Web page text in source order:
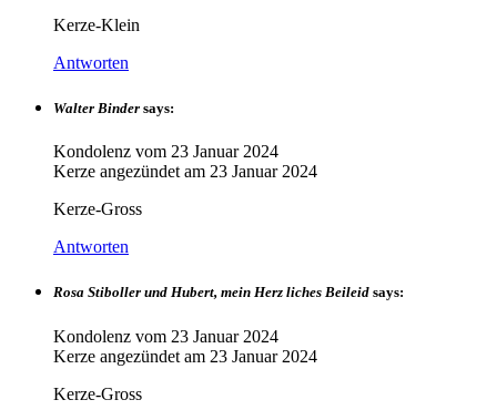
Kerze-Klein
Antworten
Walter Binder says:
Kondolenz vom 23 Januar 2024
Kerze angezündet am 23 Januar 2024
Kerze-Gross
Antworten
Rosa Stiboller und Hubert, mein Herz liches Beileid says:
Kondolenz vom 23 Januar 2024
Kerze angezündet am 23 Januar 2024
Kerze-Gross